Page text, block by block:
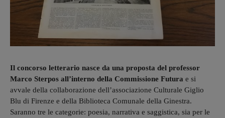
Il concorso letterario nasce da una proposta del professor
Marco Sterpos all’interno della Commissione Futura e si
avvale della collaborazione dell’associazione Culturale Giglio
Blu di Firenze e della Biblioteca Comunale della Ginestra.
Saranno tre le categorie: poesia, narrativa e saggistica, sia per le